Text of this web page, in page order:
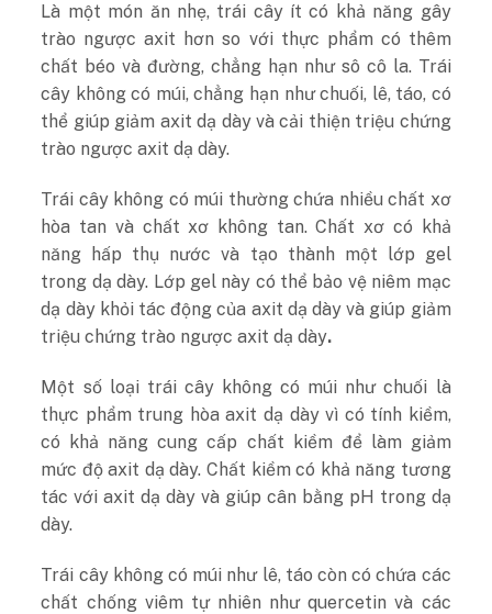
Là một món ăn nhẹ, trái cây ít có khả năng gây
trào ngược axit hơn so với thực phẩm có thêm
chất béo và đường, chẳng hạn như sô cô la. Trái
cây không có múi, chẳng hạn như chuối, lê, táo, có
thể giúp giảm axit dạ dày và cải thiện triệu chứng
trào ngược axit dạ dày.
Trái cây không có múi thường chứa nhiều chất xơ
hòa tan và chất xơ không tan. Chất xơ có khả
năng hấp thụ nước và tạo thành một lớp gel
trong dạ dày. Lớp gel này có thể bảo vệ niêm mạc
dạ dày khỏi tác động của axit dạ dày và giúp giảm
triệu chứng trào ngược axit dạ dày.
Một số loại trái cây không có múi như chuối là
thực phẩm trung hòa axit dạ dày vì có tính kiềm,
có khả năng cung cấp chất kiềm để làm giảm
mức độ axit dạ dày. Chất kiềm có khả năng tương
tác với axit dạ dày và giúp cân bằng pH trong dạ
dày.
Trái cây không có múi như lê, táo còn có chứa các
chất chống viêm tự nhiên như quercetin và các